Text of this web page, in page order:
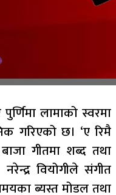
लामाको स्वरमा
गरिएको छ। ‘ए रिमै
गीतमा शब्द तथा
वियोगीले संगीत
ब्यस्त मोडल तथा